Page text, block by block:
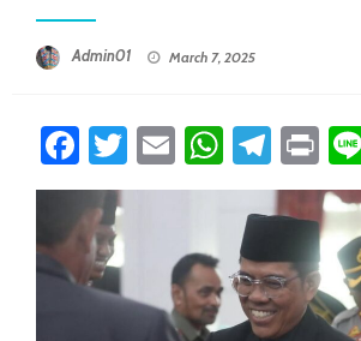
Admin01 March 7, 2025
Facebook
Twitter
Email